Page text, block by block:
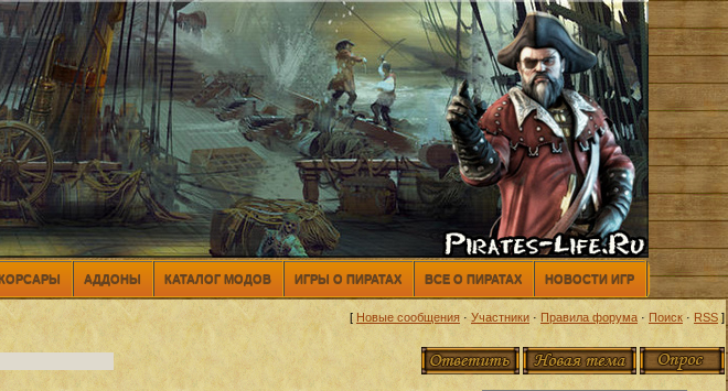
АДДОНЫ КАТАЛОГ МОДОВ ИГРЫ О ПИРАТАХ ВСЕ О ПИРАТАХ НОВОСТИ ИГР
[ Новые сообщения · Участники · Правила форума · Поиск · RSS]